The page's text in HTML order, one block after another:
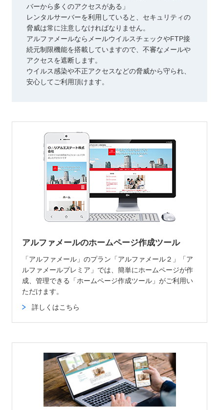
バーから多くのアクセスがある」
レンタルサーバーを利用していると、セキュリティの
脅威は常に注意しなければなりません。
アルファメールならメールウイルスチェックやFTP接
続元制限機能を搭載していますので、不審なメールや
アクセスを遮断します。
ウイルス感染や不正アクセスなどの脅威から守られ、
安心してご利用頂けます。
アルファメールのホームページ作成ツール
「アルファメール」のプラン「アルファメール２」「ア
ルファメールプレミア」では、簡単にホームページが作
成、管理できる「ホームページ作成ツール」がご利用い
ただけます。
詳しくはこちら